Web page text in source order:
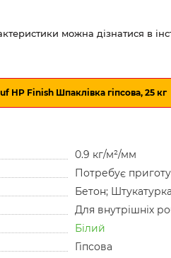
можна дізнатися в
HP Finish Шпаклівка гіпсова, 25 кг
0.9 кг/м²/мм
Потребує
Бетон;
Для внутрішніх
Білий
Гіпсова